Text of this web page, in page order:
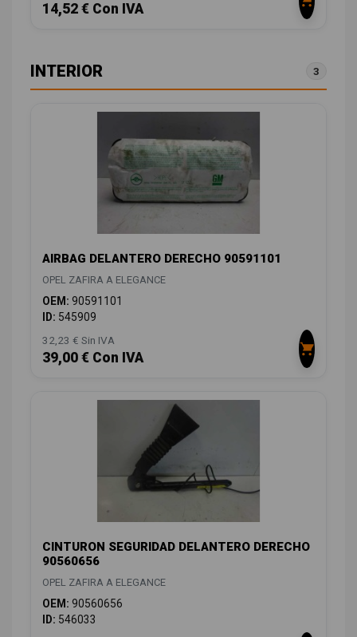
14,52 € Con IVA
INTERIOR 3
AIRBAG DELANTERO DERECHO 90591101
OPEL ZAFIRA A ELEGANCE
OEM: 90591101
ID: 545909
32,23 € Sin IVA
39,00 € Con IVA
CINTURON SEGURIDAD DELANTERO DERECHO
90560656
OPEL ZAFIRA A ELEGANCE
OEM: 90560656
ID: 546033